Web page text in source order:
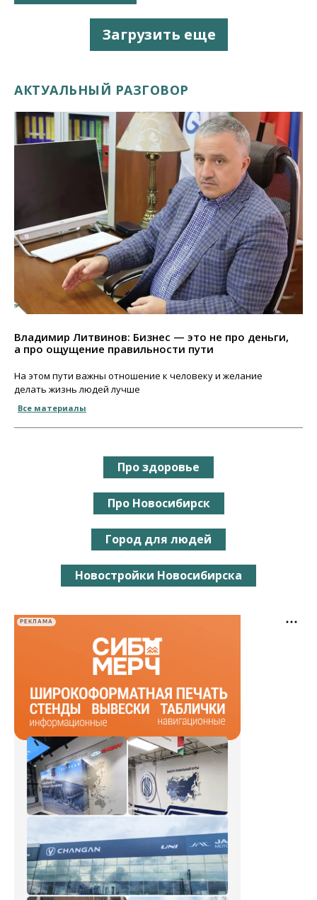
Загрузить еще
АКТУАЛЬНЫЙ РАЗГОВОР
Владимир Литвинов: Бизнес — это не про деньги,
а про ощущение правильности пути
На этом пути важны отношение к человеку и желание
делать жизнь людей лучше
Все материалы
Про здоровье
Про Новосибирск
Город для людей
Новостройки Новосибирска
РЕКЛАМА